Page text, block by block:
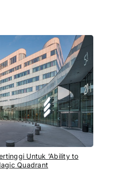
Untuk ’Ability to
Quadrant